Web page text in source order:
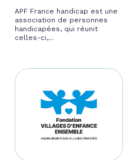
APF France handicap est une
association de personnes
handicapées, qui réunit
celles-ci,...